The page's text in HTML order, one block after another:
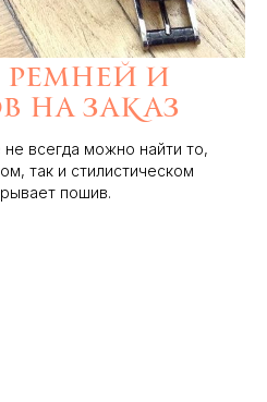
и
на заказ
всегда можно найти то,
так и стилистическом
пошив.